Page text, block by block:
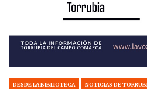
DESDE LA BIBLIOTECA NOTICIAS DE